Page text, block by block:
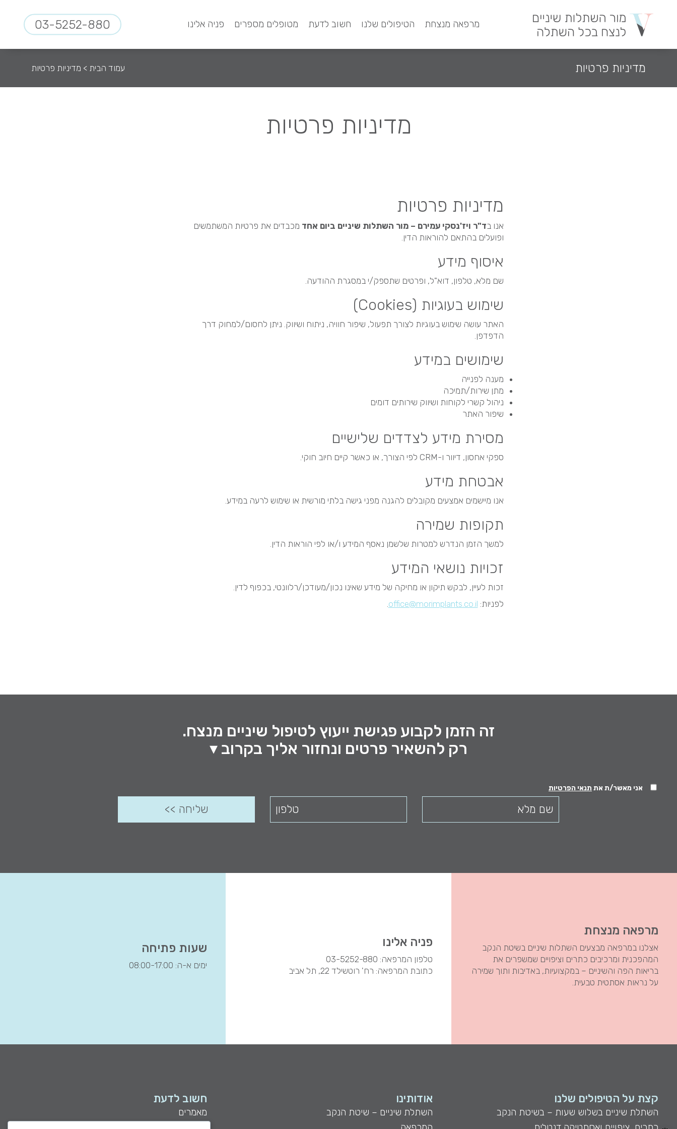
מרפאה מנצחת הטיפולים שלנו חשוב לדעת מטופלים מספרים פניה אלינו 03-5252-880
מדיניות פרטיות עמוד הבית > מדיניות פרטיות
מדיניות פרטיות
מדיניות פרטיות
אנו בד"ר ויז'נסקי עמירם – מור השתלות שיניים ביום אחד מכבדים את פרטיות המשתמשים
ופועלים בהתאם להוראות הדין.
איסוף מידע
שם מלא, טלפון, דוא"ל, ופרטים שתספק/י במסגרת ההודעה.
שימוש בעוגיות (Cookies)
האתר עושה שימוש בעוגיות לצורך תפעול, שיפור חוויה, ניתוח ושיווק. ניתן לחסום/למחוק דרך
הדפדפן.
שימושים במידע
מענה לפנייה
מתן שירות/תמיכה
ניהול קשרי לקוחות ושיווק שירותים דומים
שיפור האתר
מסירת מידע לצדדים שלישיים
ספקי אחסון, דיוור ו-CRM לפי הצורך, או כאשר קיים חיוב חוקי.
אבטחת מידע
אנו מיישמים אמצעים מקובלים להגנה מפני גישה בלתי מורשית או שימוש לרעה במידע.
תקופות שמירה
למשך הזמן הנדרש למטרות שלשמן נאסף המידע ו/או לפי הוראות הדין.
זכויות נושאי המידע
זכות לעיין, לבקש תיקון או מחיקה של מידע שאינו נכון/מעודכן/רלוונטי, בכפוף לדין.
לפניות: office@morimplants.co.il
.
זה הזמן לקבוע פגישת ייעוץ לטיפול שיניים מנצח.
רק להשאיר פרטים ונחזור אליך בקרוב ▾
אני מאשר/ת את תנאי הפרטיות
מרפאה מנצחת
אצלנו במרפאה מבצעים השתלות שיניים בשיטת הנקב
המהפכנית ומרכיבים כתרים וציפויים שמשפרים את
בריאות הפה והשיניים – במקצועיות, באדיבות ותוך שמירה
על נראות אסתטית טבעית.
פניה אלינו
טלפון המרפאה: 03-5252-880
כתובת המרפאה: רח' רוטשילד 22, תל אביב
שעות פתיחה
ימים א-ה: 08:00-17:00
קצת על הטיפולים שלנו
השתלת שיניים בשלוש שעות – בשיטת הנקב
אודותינו
השתלת שיניים – שיטת הנקב
חשוב לדעת
מאמרים